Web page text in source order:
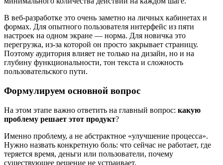
В веб-разработке это очень заметно на личных кабинетах и
формах. Для опытного пользователя интерфейс из пяти
настроек на одном экране — норма. Для новичка это
перегрузка, из-за которой он просто закрывает страницу.
Поэтому аудитория влияет не только на дизайн, но и на
глубину функциональности, тон текста и сложность
пользовательского пути.
Формулируем основной вопрос
На этом этапе важно ответить на главный вопрос: какую
проблему решает этот продукт?
Именно проблему, а не абстрактное «улучшение процесса».
Нужно назвать конкретную боль: что сейчас не работает, где
теряется время, деньги или пользователи, почему
существующее решение не устраивает.